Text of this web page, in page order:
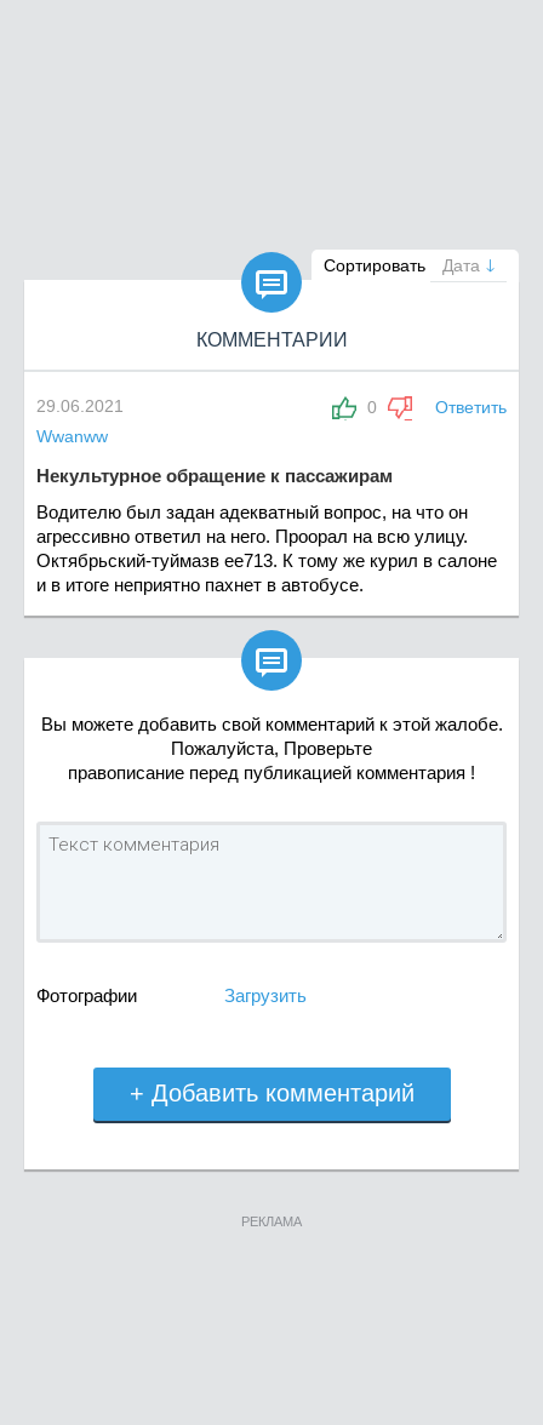
Сортировать Дата

КОММЕНТАРИИ
0 Ответить
29.06.2021
Wwanww
Некультурное обращение к пассажирам
Водителю был задан адекватный вопрос, на что он
агрессивно ответил на него. Проорал на всю улицу.
Октябрьский-туймазв ее713. К тому же курил в салоне
и в итоге неприятно пахнет в автобусе.

Вы можете добавить свой комментарий к этой жалобе.
Пожалуйста, Проверьте
правописание перед публикацией комментария !
Фотографии Загрузить
+ Добавить комментарий
РЕКЛАМА